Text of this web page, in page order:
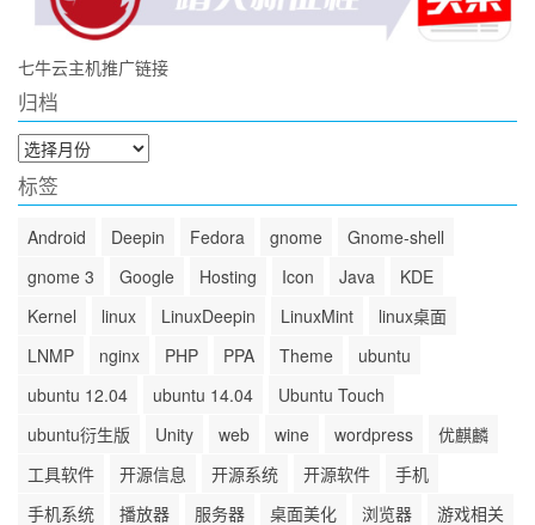
七牛云主机推广链接
归档
归
档
标签
Android Deepin Fedora gnome
Gnome-shell
gnome 3
Google Hosting Icon Java
KDE
Kernel
linux LinuxDeepin LinuxMint
linux桌面
LNMP
nginx PHP PPA Theme
ubuntu
ubuntu 12.04
ubuntu 14.04
Ubuntu Touch
ubuntu衍生版
Unity web wine wordpress
优麒麟
工具软件
开源信息 开源系统 开源软件
手机
手机系统
播放器 服务器 桌面美化 浏览器 游戏相关